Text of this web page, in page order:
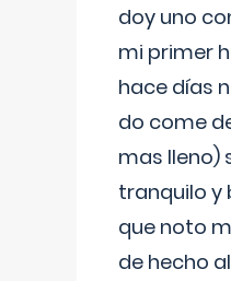
doy uno
mi primer
hace días
do come
mas lleno)
tranquilo y
que noto
de hecho